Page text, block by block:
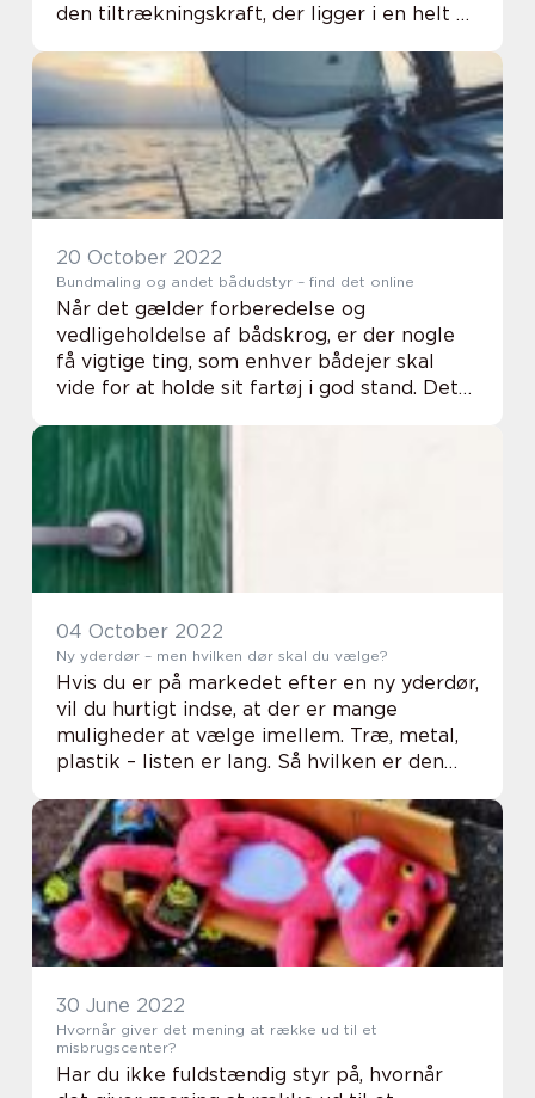
den tiltrækningskraft, der ligger i en helt ny
ægthed, men på den anden side er der fri...
20 October 2022
Bundmaling og andet bådudstyr – find det online
Når det gælder forberedelse og
vedligeholdelse af bådskrog, er der nogle
få vigtige ting, som enhver bådejer skal
vide for at holde sit fartøj i god stand. Det
regelmæssigt, både over og under
vandlinjen. Dette kan...
04 October 2022
Ny yderdør – men hvilken dør skal du vælge?
Hvis du er på markedet efter en ny yderdør,
vil du hurtigt indse, at der er mange
muligheder at vælge imellem. Træ, metal,
plastik – listen er lang. Så hvilken er den
behov og dit budget. Hos klarfonst...
30 June 2022
Hvornår giver det mening at række ud til et
misbrugscenter?
Har du ikke fuldstændig styr på, hvornår